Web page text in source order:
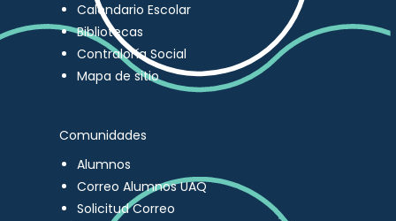
Calendario Escolar
Bibliotecas
Contraloría Social
Mapa de sitio
Comunidades
Alumnos
Correo Alumnos UAQ
Solicitud Correo